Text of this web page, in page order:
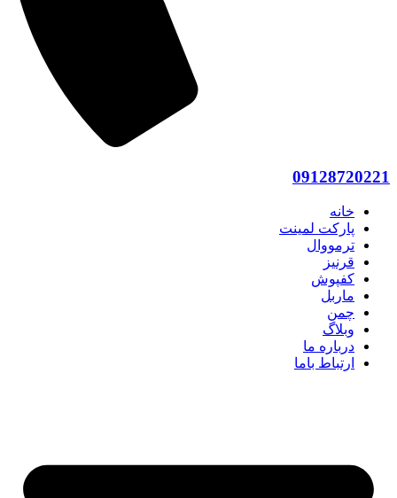
09128720221
خانه
پارکت لمینت
ترمووال
قرنیز
کفپوش
ماربل
چمن
وبلاگ
درباره ما
ارتباط باما